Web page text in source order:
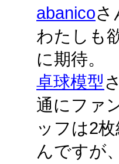
abanicoさ
わたしも
に期待。
卓球模型
通にファ
ッフは2
んですが